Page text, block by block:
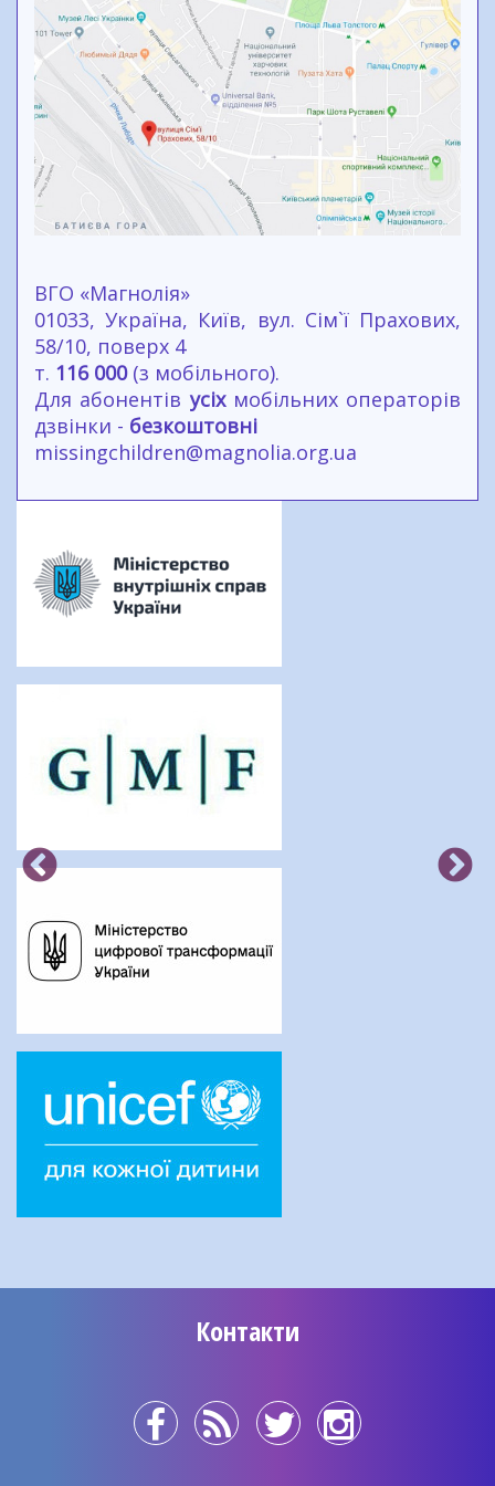
ВГО «Магнолія»
01033, Україна, Київ, вул. Сім`ї Прахових,
58/10, поверх 4
т. 116 000(з мобільного).
Для абонентівусіхмобільних операторів
дзвінки - безкоштовні
missingchildren@magnolia.org.ua
Контакти